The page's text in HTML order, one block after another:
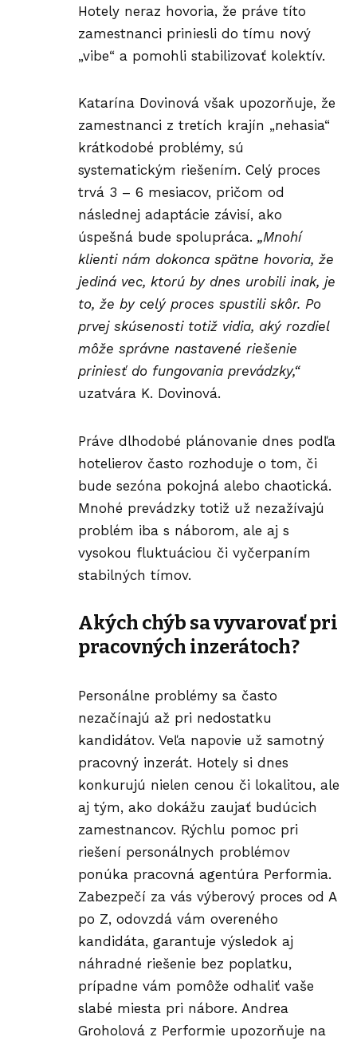
Hotely neraz hovoria, že práve títo
zamestnanci priniesli do tímu nový
„vibe“ a pomohli stabilizovať kolektív.
Katarína Dovinová však upozorňuje, že
zamestnanci z tretích krajín „nehasia“
krátkodobé problémy, sú
systematickým riešením. Celý proces
trvá 3 – 6 mesiacov, pričom od
následnej adaptácie závisí, ako
úspešná bude spolupráca. „Mnohí
klienti nám dokonca spätne hovoria, že
jediná vec, ktorú by dnes urobili inak, je
to, že by celý proces spustili skôr. Po
prvej skúsenosti totiž vidia, aký rozdiel
môže správne nastavené riešenie
priniesť do fungovania prevádzky,“
uzatvára K. Dovinová.
Práve dlhodobé plánovanie dnes podľa
hotelierov často rozhoduje o tom, či
bude sezóna pokojná alebo chaotická.
Mnohé prevádzky totiž už nezažívajú
problém iba s náborom, ale aj s
vysokou fluktuáciou či vyčerpaním
stabilných tímov.
Akých chýb sa vyvarovať pri
pracovných inzerátoch?
Personálne problémy sa často
nezačínajú až pri nedostatku
kandidátov. Veľa napovie už samotný
pracovný inzerát. Hotely si dnes
konkurujú nielen cenou či lokalitou, ale
aj tým, ako dokážu zaujať budúcich
zamestnancov. Rýchlu pomoc pri
riešení personálnych problémov
ponúka pracovná agentúra Performia.
Zabezpečí za vás výberový proces od A
po Z, odovzdá vám overeného
kandidáta, garantuje výsledok aj
náhradné riešenie bez poplatku,
prípadne vám pomôže odhaliť vaše
slabé miesta pri nábore. Andrea
Groholová z Performie upozorňuje na